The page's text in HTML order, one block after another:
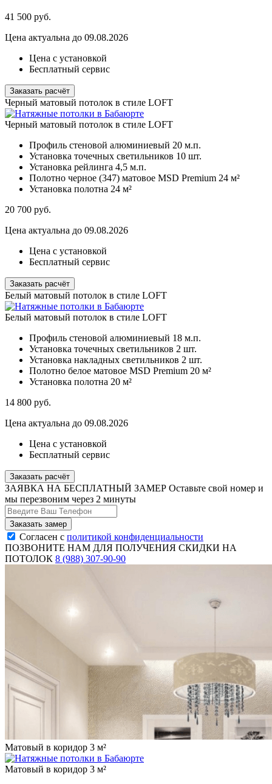
41 500 руб.
Цена актуальна до 09.08.2026
Цена с установкой
Бесплатный сервис
Заказать расчёт
Черный матовый потолок в стиле LOFT
Черный матовый потолок в стиле LOFT
Профиль стеновой алюминиевый 20 м.п.
Установка точечных светильников 10 шт.
Установка рейлинга 4,5 м.п.
Полотно черное (347) матовое MSD Premium 24 м²
Установка полотна 24 м²
20 700 руб.
Цена актуальна до 09.08.2026
Цена с установкой
Бесплатный сервис
Заказать расчёт
Белый матовый потолок в стиле LOFT
Белый матовый потолок в стиле LOFT
Профиль стеновой алюминиевый 18 м.п.
Установка точечных светильников 2 шт.
Установка накладных светильников 2 шт.
Полотно белое матовое MSD Premium 20 м²
Установка полотна 20 м²
14 800 руб.
Цена актуальна до 09.08.2026
Цена с установкой
Бесплатный сервис
Заказать расчёт
ЗАЯВКА НА БЕСПЛАТНЫЙ ЗАМЕР Оставьте свой номер и
мы перезвоним через 2 минуты
Согласен с политикой конфиденциальности
ПОЗВОНИТЕ НАМ ДЛЯ ПОЛУЧЕНИЯ СКИДКИ НА
ПОТОЛОК 8 (988) 307-90-90
Матовый в коридор 3 м²
Матовый в коридор 3 м²